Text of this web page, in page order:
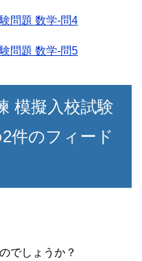
問題 数学-問4
問題 数学-問5
模擬入校試験
件のフィード
でしょうか？